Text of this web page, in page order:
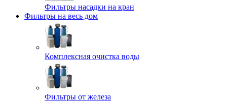
Фильтры насадки на кран
Фильтры на весь дом
Комплексная очистка воды
Фильтры от железа